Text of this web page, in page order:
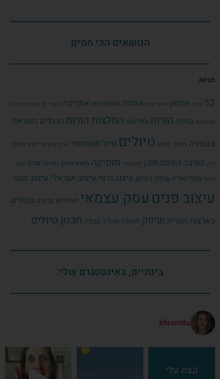
הנושאים הכי חמים
תגיות
52 אוכל אחסון אלפי קוהן אמנות אמסטרדם אמריקה בישול בר מצווה ברצלונה
בת מצווה גבולות הורות החלטות המלצות הורות הרגלים השראה
צבעונית חינוך חינם טיולים טיול משפחתי טרנד צבעים ייעוץ עסקי
ירוק כתיבה כתיבת תוכן לאנעיםלי מוסיקה משא ומתן נסיעה זוגית נעים
מאוד ספרי אודיו עבודה בחינם עיצוב גרפי עיצוב ישראלי עיצוב מוצר
עיצוב פנים עסק עצמאי פמיניזם צבעים קמפינג
בארצות הברית שיווק תאורה תהליך עבודה תכנון טיולים
בינתיים, באינסטגרם שלי:
kfironitta
על כסף! אחרי
את עיקר התורה בגרסת הלהיטים.⁠ גם כשאת ב